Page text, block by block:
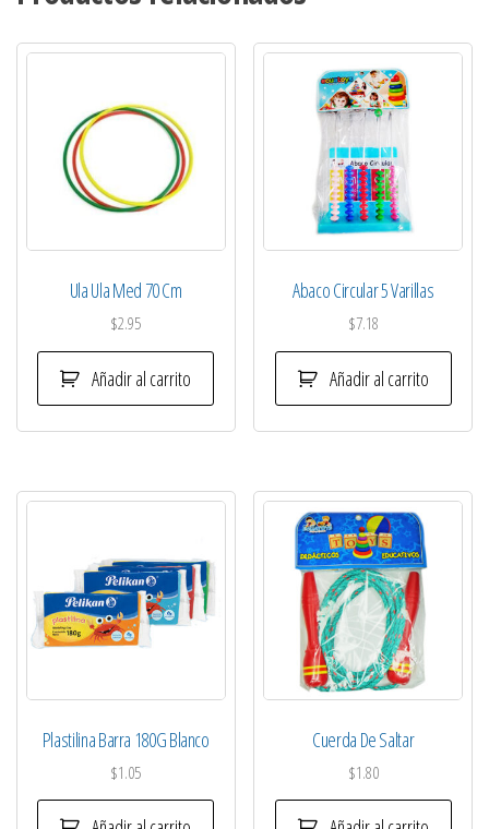
Ula Ula Med 70 Cm
$2.95
Añadir al carrito
Abaco Circular 5 Varillas
$7.18
Añadir al carrito
Plastilina Barra 180G Blanco
$1.05
Cuerda De Saltar
$1.80